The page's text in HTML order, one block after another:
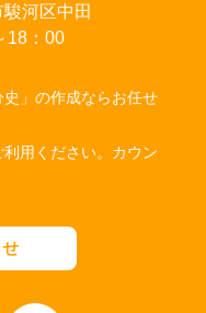
河区中田
18：00
」の作成ならお任せ
用ください。カウン